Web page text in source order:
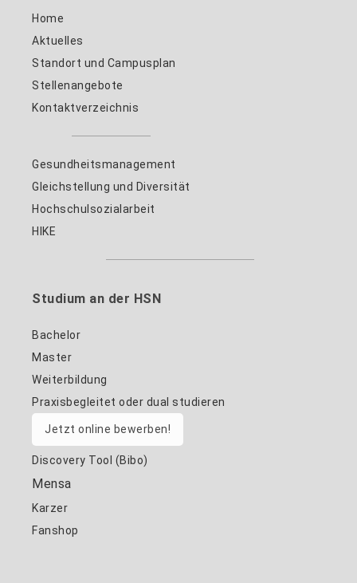
Home
Aktuelles
Standort und Campusplan
Stellenangebote
Kontaktverzeichnis
Gesundheitsmanagement
Gleichstellung und Diversität
Hochschulsozialarbeit
HIKE
Studium an der HSN
Bachelor
Master
Weiterbildung
Praxisbegleitet oder dual studieren
Jetzt online bewerben!
Discovery Tool (Bibo)
Mensa
Karzer
Fanshop